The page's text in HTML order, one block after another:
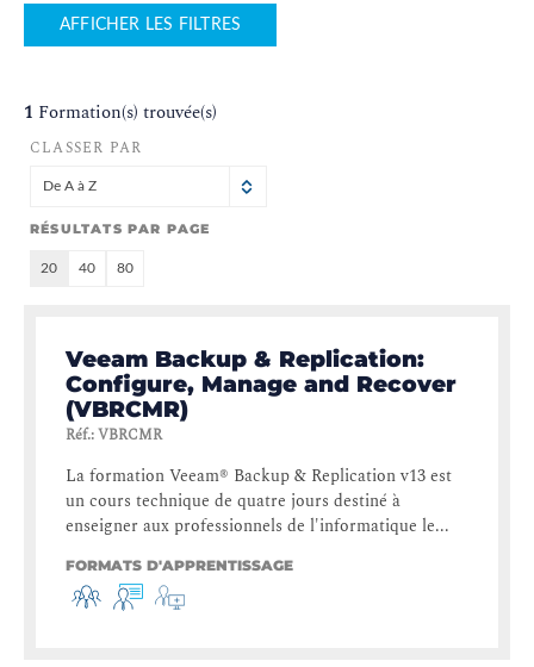
AFFICHER LES FILTRES
1 Formation(s) trouvée(s)
CLASSER PAR
De A à Z
RÉSULTATS PAR PAGE
20 40 80
Veeam Backup & Replication:
Configure, Manage and Recover
(VBRCMR)
Réf.:VBRCMR
La formation Veeam® Backup & Replication v13 est
un cours technique de quatre jours destiné à
enseigner aux professionnels de l'informatique le...
FORMATS D'APPRENTISSAGE